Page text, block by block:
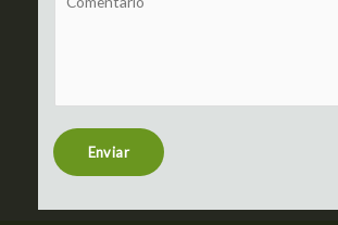
t
r
Enviar